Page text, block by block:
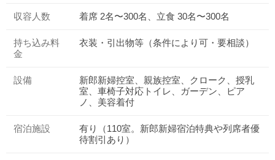
収容人数 着席 2名〜300名、立食 30名〜300名
持ち込み料
金
衣装・引出物等（条件により可・要相談）
設備
新郎新婦控室、親族控室、クローク、授乳
室、車椅子対応トイレ、ガーデン、ピア
ノ、美容着付
宿泊施設
有り（110室。新郎新婦宿泊特典や列席者優
待割引あり）